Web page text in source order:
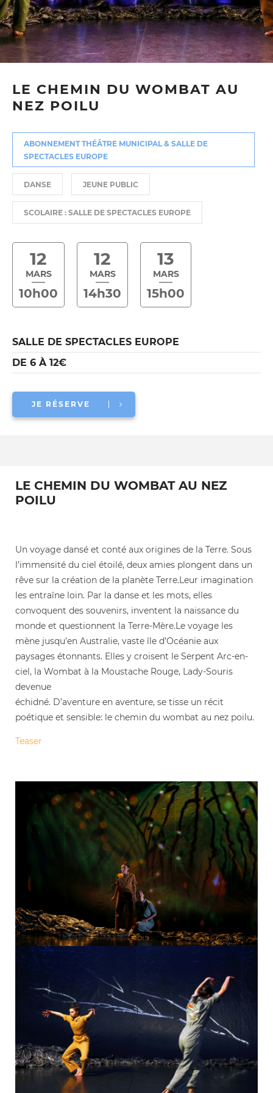
LE CHEMIN DU WOMBAT AU
NEZ POILU
ABONNEMENT THÉÂTRE MUNICIPAL & SALLE DE
SPECTACLES EUROPE
DANSE JEUNE PUBLIC
SCOLAIRE : SALLE DE SPECTACLES EUROPE
12
MARS
10h00
12
MARS
14h30
13
MARS
15h00
SALLE DE SPECTACLES EUROPE
DE 6 À 12€
JE RÉSERVE
LE CHEMIN DU WOMBAT AU NEZ
POILU
Un voyage dansé et conté aux origines de la Terre. Sous
l’immensité du ciel étoilé, deux amies plongent dans un
rêve sur la création de la planète Terre.Leur imagination
les entraîne loin. Par la danse et les mots, elles
convoquent des souvenirs, inventent la naissance du
monde et questionnent la Terre-Mère.Le voyage les
mène jusqu’en Australie, vaste île d’Océanie aux
paysages étonnants. Elles y croisent le Serpent Arc-en-
ciel, la Wombat à la Moustache Rouge, Lady-Souris
devenue
échidné. D’aventure en aventure, se tisse un récit
poétique et sensible: le chemin du wombat au nez poilu.
Teaser